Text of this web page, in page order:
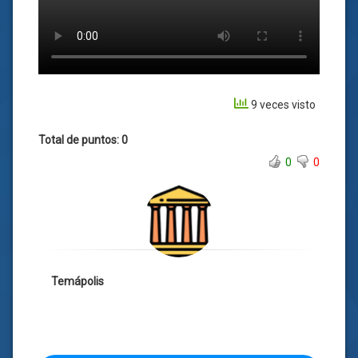
9 veces visto
Total de puntos: 0
0
0
Temápolis